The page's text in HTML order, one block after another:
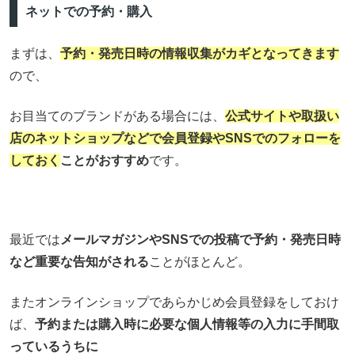
ネットでの予約・購入
まずは、 予約・発売日時の情報収集がカギとなってきます
ので、
お目当てのブランドがある場合には、 公式サイトや取扱い
店のネットショップなどで会員登録やSNSでのフォローを
しておく ことがおすすめです。
最近では メールマガジンやSNSでの投稿で予約・発売日時
など重要な告知がされることがほとんど。
またオンラインショップであらかじめ会員登録をしておけ
ば、 予約または購入時に必要な個人情報等の入力に手間取
っているうちに